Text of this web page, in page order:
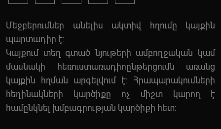
Մեջբերումներ անելիս ակտիվ հղումը կայքին
պարտադիր է:
Կայքում տեղ գտած նյութերի ամբողջական կամ
մասնակի հեռուստառադիոընթերցումն առանց
կայքին հղման արգելվում է: Հրապարակումների
հեղինակների կարծիքը ոչ միշտ կարող է
համընկնել խմբագրության կարծիքի հետ: